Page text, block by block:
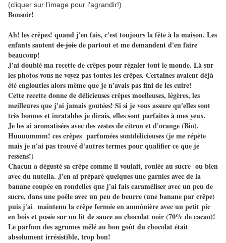
(cliquer sur l'image pour l'agrandir!)
Bonsoir!
Ah! les crêpes! quand j'en fais, c'est toujours la fête à la maison. Les
enfants sautentde joiede partout et me demandent d'en faire
beaucoup!
J'ai doublé ma recette de crêpes pour régaler tout le monde. Là sur
les photos vous ne voyez pas toutes les crêpes. Certaines avaient déjà
été englouties alors même que je n'avais pas fini de les cuire!
Cette recette donne de délicieuses crêpes moelleuses, légères, les
meilleures que j'ai jamais goutées! Si si je vous assure qu'elles sont
très bonnes et inratables je dirais, elles sont parfaites à mes yeux.
Je les ai aromatisées avec des zestes de citron et d'orange (Bio).
Huuuummm! ces crêpes parfumées sontdélicieuses (je me répète
mais je n'ai pas trouvé d'autres termes pour qualifier ce que je
ressens!)
Chacun a dégusté sa crêpe comme il voulait, rouléeau sucre ou bien
avec du nutella. J'en ai préparé quelques une garnies avec de la
banane coupée en rondelles que j'ai fais caraméliser avec un peu de
sucre, dans une poêle avec un peu de beurre (une banane par crêpe)
puis j'ai maintenu la crêpe fermée en aumônière avec un petit pic
en bois et posée sur un lit de sauce au chocolat noir (70% de cacao)!
Le parfum des agrumes mêlé au bon goût du chocolat était
absolument irrésistible, trop bon!